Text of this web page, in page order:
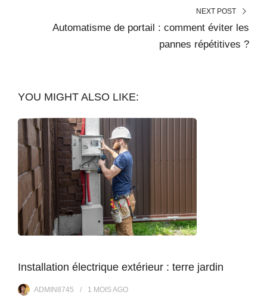
NEXT POST
Automatisme de portail : comment éviter les
pannes répétitives ?
YOU MIGHT ALSO LIKE:
Installation électrique extérieur : terre jardin
ADMIN8745 1 MOISAGO